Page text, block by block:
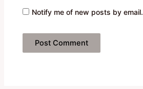
Notify me of new posts by email.